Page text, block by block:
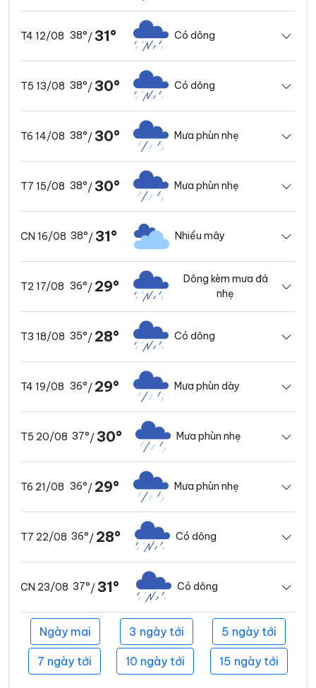
T4 12/08 38°/31° Có dông
T5 13/08 38°/30° Có dông
T6 14/08 38°/30° Mưa phùn nhẹ
T7 15/08 38°/30° Mưa phùn nhẹ
CN 16/08 38°/31° Nhiều mây
T2 17/08 36°/ 29°
Dông kèm mưa đá
nhẹ
T3 18/08 35°/ 28° Có dông
T4 19/08 36°/ 29° Mưa phùn dày
T5 20/08 37°/30° Mưa phùn nhẹ
T6 21/08 36°/ 29° Mưa phùn nhẹ
T7 22/08 36°/ 28° Có dông
CN 23/08 37°/31° Có dông
Ngày mai 3 ngày tới 5 ngày tới
7 ngày tới 10 ngày tới 15 ngày tới